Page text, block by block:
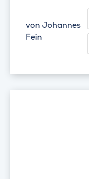
von Johannes
Fein